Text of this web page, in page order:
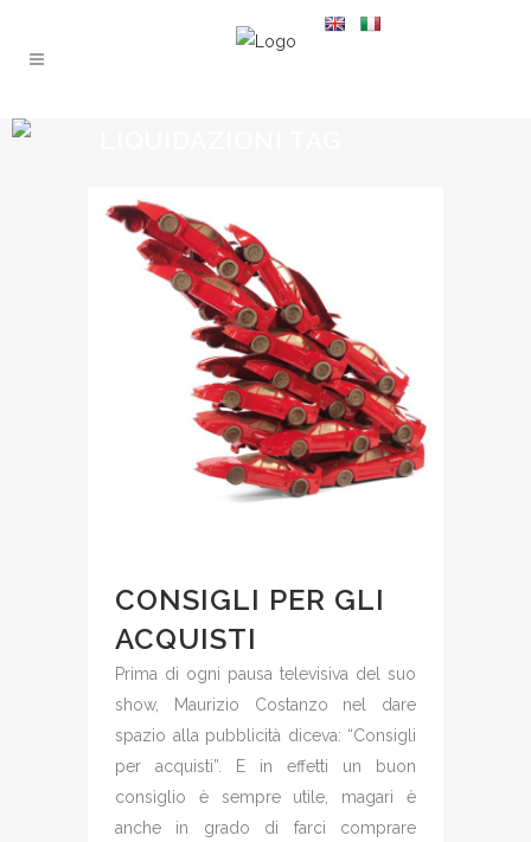
CONSIGLI PER GLI
ACQUISTI
Prima di ogni pausa televisiva del suo
show, Maurizio Costanzo nel dare
spazio alla pubblicità diceva: “Consigli
per acquisti”. E in effetti un buon
consiglio è sempre utile, magari è
anche in grado di farci comprare